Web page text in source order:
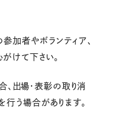
加者やボランティア、
けて下さい。
出場・表彰の取り消
う場合があります。